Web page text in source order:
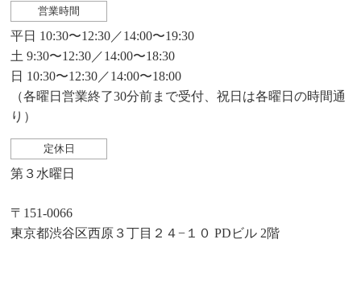
営業時間
平日 10:30〜12:30／14:00〜19:30
土 9:30〜12:30／14:00〜18:30
日 10:30〜12:30／14:00〜18:00
（各曜日営業終了30分前まで受付、祝日は各曜日の時間通
り）
定休日
第３水曜日
〒151-0066
東京都渋谷区西原３丁目２４−１０ PDビル 2階